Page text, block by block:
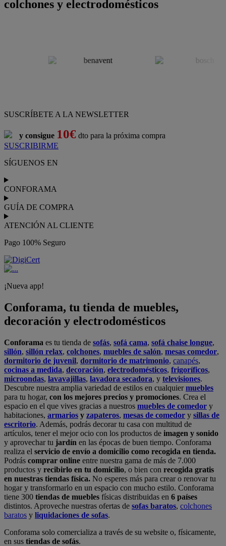
colchones y electrodomésticos
SUSCRÍBETE A LA NEWSLETTER
y consigue 10€ dto para la próxima compra
SUSCRIBIRME
SÍGUENOS EN
CONFORAMA
GUÍA DE COMPRA
ATENCIÓN AL CLIENTE
Pago 100% Seguro
¡Nueva app!
Conforama, tu tienda de muebles,
decoración y electrodomésticos
Conforama es tu tienda de sofás, sofá cama, sofá chaise longue,
sillón, sillón relax, colchones, muebles de salón, mesas comedor,
dormitorio de juvenil, dormitorio de matrimonio, canapés,
cocinas a medida, decoración, electrodomésticos, frigoríficos,
microondas, lavavajillas, lavadora secadora, y televisiones.
Descubre nuestra amplia variedad de estilos en cualquiermuebles
para tu hogar, con los mejores precios y promociones. Crea el
espacio en el que vives gracias a nuestros muebles de comedor y
habitaciones, armarios y zapateros, mesas de comedor y sillas de
escritorio. Además, podrás decorar tu casa con multitud de
artículos, tener el mejor ocio con los productos de imagen y sonido
y aprovechar tu jardín en las épocas de buen tiempo. Conforama
realiza el servicio de envío a domicilio como recogida en tienda.
Podrás comprar online entre nuestra gama de más de 7.000
productos y recibirlo en tu domicilio, o bien con recogida gratis
en nuestras tiendas física. No esperes más para crear o renovar tu
hogar y transformarlo en un espacio con mucho estilo. Conforama
tiene 300 tiendas de muebles físicas distribuidas en 6 países
distintos. Aproveche nuestras ofertas de sofas baratos, colchones
baratos y liquidaciones de sofas.
Conforama solo comercializa a través de su website o, físicamente,
en sus tiendas de sofás.